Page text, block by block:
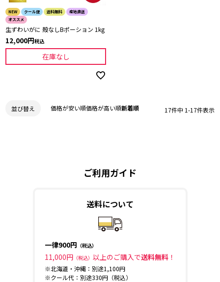
NEW クール便 送料無料
産地直送
オススメ
生ずわいがに 殻なしBポーション 1kg
12,000 税込
在庫なし
並び替え 価格が安い順価格が高い順新着順 17件中 1-17件表示
ご利用ガイド
送料について
一律900円 （税込）
11,000円 （税込） 以上のご購入で送料無料！
※北海道・沖縄：別途1,100円
※クール代：別途330円（税込）